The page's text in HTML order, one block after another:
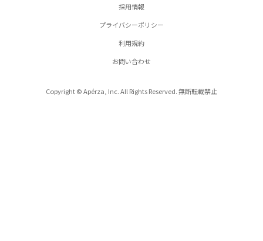
採用情報
プライバシーポリシー
利用規約
お問い合わせ
Copyright © Apérza, Inc. All Rights Reserved. 無断転載禁止